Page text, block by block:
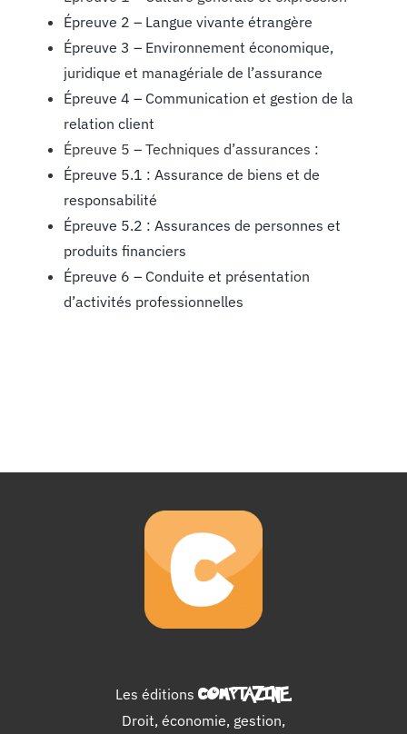
Épreuve 2 – Langue vivante étrangère
Épreuve 3 – Environnement économique,
juridique et managériale de l’assurance
Épreuve 4 – Communication et gestion de la
relation client
Épreuve 5 – Techniques d’assurances :
Épreuve 5.1 : Assurance de biens et de
responsabilité
Épreuve 5.2 : Assurances de personnes et
produits financiers
Épreuve 6 – Conduite et présentation
d’activités professionnelles
Les éditions COMPTAZINE.
Droit, économie, gestion,